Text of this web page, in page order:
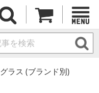
グラス (ブランド別)